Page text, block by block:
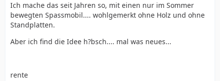
Ich mache das seit Jahren so, mit einen nur im Sommer
bewegten Spassmobil.... wohlgemerkt ohne Holz und ohne
Standplatten.
Aber ich find die Idee h?bsch.... mal was neues...
rente